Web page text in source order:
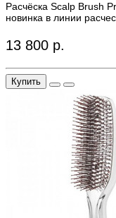
Расчёска Scalp Brush
новинка в линии
13 800 р.
Купить